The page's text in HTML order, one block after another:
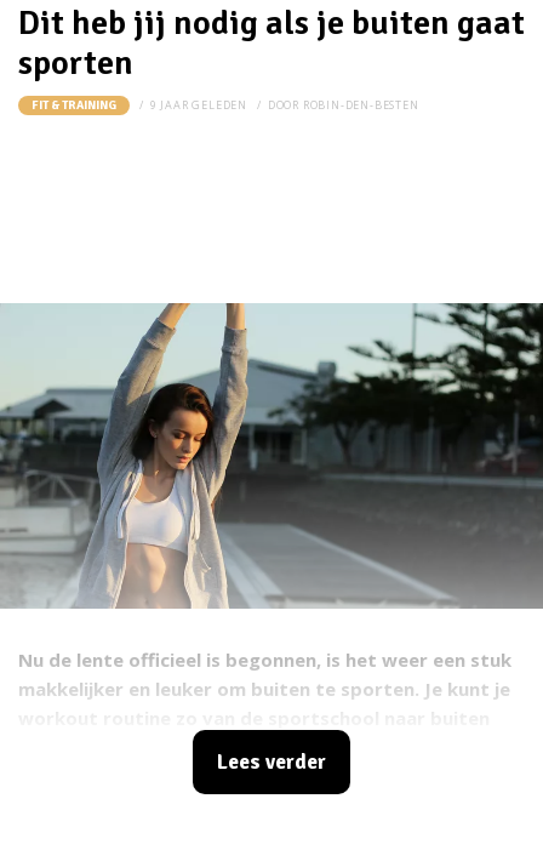
Dit heb jij nodig als je buiten gaat
sporten
FIT & TRAINING 9 JAAR GELEDEN DOOR ROBIN-DEN-BESTEN
Nu de lente officieel is begonnen, is het weer een stuk
makkelijker en leuker om buiten te sporten. Je kunt je
verplaatsen. Het kost niet alleen minder geld dan een
abonnementje op de sportschool, maar is ook nog een
Lees verder